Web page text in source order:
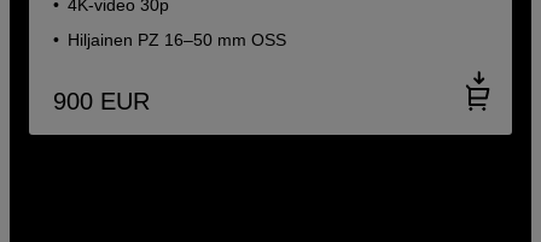
4K-video 30p
Hiljainen PZ 16–50 mm OSS
900 EUR